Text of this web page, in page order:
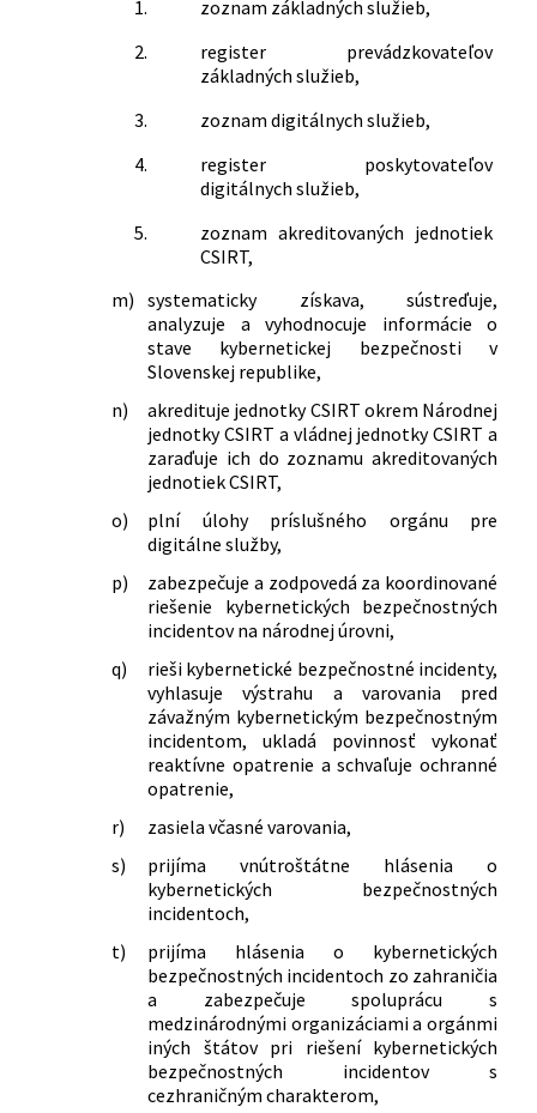
1.
zoznam základných služieb,
2.
register prevádzkovateľov
základných služieb,
3.
zoznam digitálnych služieb,
4.
register poskytovateľov
digitálnych služieb,
5.
zoznam akreditovaných jednotiek
CSIRT,
m) systematicky získava, sústreďuje,
analyzuje a vyhodnocuje informácie o
stave kybernetickej bezpečnosti v
Slovenskej republike,
n)
akredituje jednotky CSIRT okrem Národnej
jednotky CSIRT a vládnej jednotky CSIRT a
zaraďuje ich do zoznamu akreditovaných
jednotiek CSIRT,
o)
plní úlohy príslušného orgánu pre
digitálne služby,
p)
zabezpečuje a zodpovedá za koordinované
riešenie kybernetických bezpečnostných
incidentov na národnej úrovni,
q)
rieši kybernetické bezpečnostné incidenty,
vyhlasuje výstrahu a varovania pred
závažným kybernetickým bezpečnostným
incidentom, ukladá povinnosť vykonať
reaktívne opatrenie a schvaľuje ochranné
opatrenie,
r)
zasiela včasné varovania,
s)
prijíma vnútroštátne hlásenia o
kybernetických bezpečnostných
incidentoch,
t)
prijíma hlásenia o kybernetických
bezpečnostných incidentoch zo zahraničia
a zabezpečuje spoluprácu s
medzinárodnými organizáciami a orgánmi
iných štátov pri riešení kybernetických
bezpečnostných incidentov s
cezhraničným charakterom,